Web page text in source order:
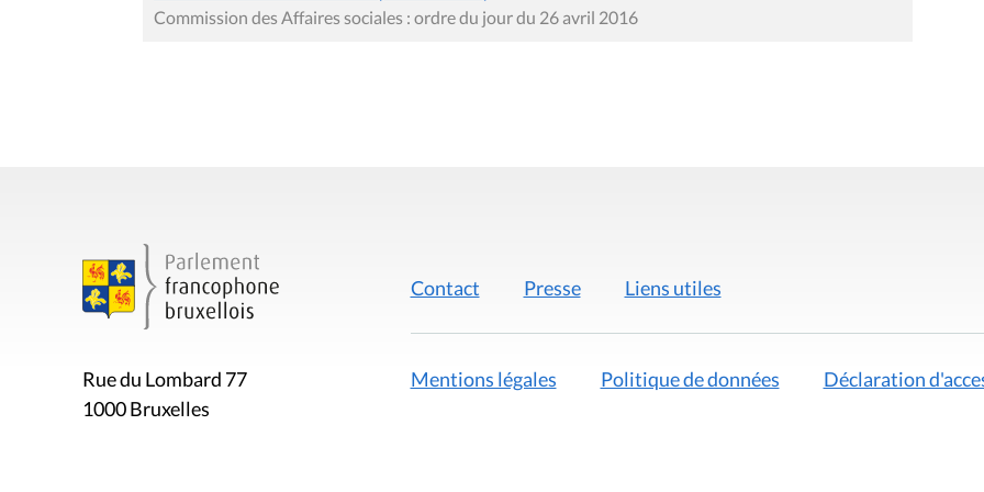
Commission des Affaires sociales : ordre du jour du 26 avril 2016
Rue du Lombard 77
1000 Bruxelles
Contact Presse Liens utiles
Mentions légales Politique de données Déclaration